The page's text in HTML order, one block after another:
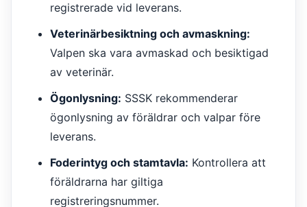
registrerade vid leverans.
Veterinärbesiktning och avmaskning:
Valpen ska vara avmaskad och besiktigad
av veterinär.
Ögonlysning: SSSK rekommenderar
ögonlysning av föräldrar och valpar före
leverans.
Foderintyg och stamtavla: Kontrollera att
föräldrarna har giltiga
registreringsnummer.